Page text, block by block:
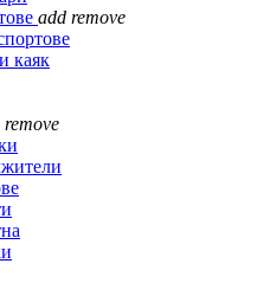
add remove
каяк
remove